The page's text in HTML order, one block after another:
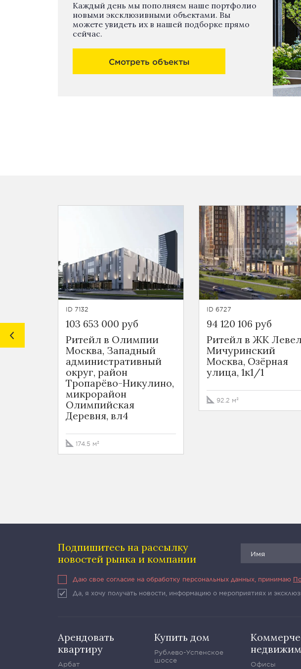
Каждый день мы пополняем наше портфолио
новыми эксклюзивными объектами. Вы
можете увидеть их в нашей подборке прямо
сейчас.
Смотреть объекты
ID 7132
103 653 000 руб
Ритейл в Олимпии
Москва, Западный
административный
округ, район
Тропарёво-Никулино,
микрорайон
Олимпийская
Деревня, вл4
174.5 м²
ID 6727
94 120 106 руб
Ритейл в ЖК
Мичуринский
Москва, Озёрная
улица, 1к1/1
92.2 м²
Подпишитесь на рассылку
новостей рынка и компании
Даю свое согласие на обработку персональных данных, принимаю
Да, я хочу получать новости, информацию о мероприятиях и
Арендовать
квартиру
Арбат
Купить дом
Рублево-Успенское
шоссе
Офисы